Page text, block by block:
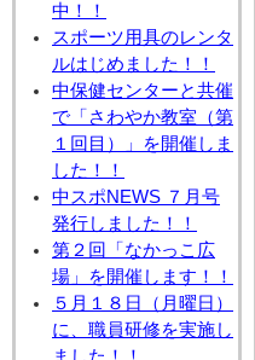
中！！
スポーツ用具のレンタ
ルはじめました！！
中保健センターと共催
で「さわやか教室（第
１回目）」を開催しま
した！！
中スポNEWS ７月号
発行しました！！
第２回「なかっこ広
場」を開催します！！
５月１８日（月曜日）
に、職員研修を実施し